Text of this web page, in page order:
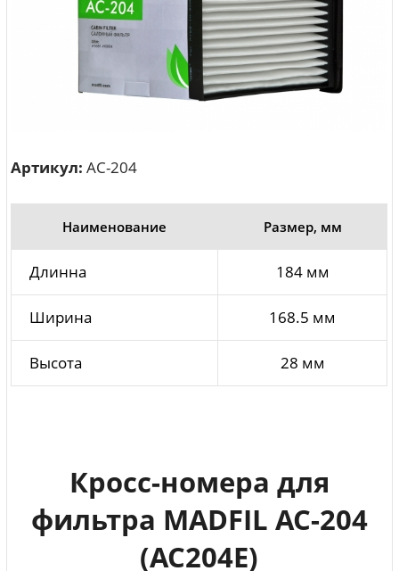
Артикул: AC-204
Наименование Размер, мм
Длинна 184 мм
Ширина 168.5 мм
Высота 28 мм
Кросс-номера для
фильтра MADFIL AC-204
(AC204E)